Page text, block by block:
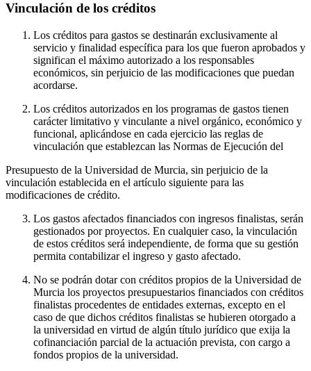
Vinculación de los créditos
Los créditos para gastos se destinarán exclusivamente al
servicio y finalidad específica para los que fueron aprobados y
significan el máximo autorizado a los responsables
económicos, sin perjuicio de las modificaciones que puedan
acordarse.
Los créditos autorizados en los programas de gastos tienen
carácter limitativo y vinculante a nivel orgánico, económico y
funcional, aplicándose en cada ejercicio las reglas de
vinculación que establezcan las Normas de Ejecución del
Presupuesto de la Universidad de Murcia, sin perjuicio de la
vinculación establecida en el artículo siguiente para las
modificaciones de crédito.
Los gastos afectados financiados con ingresos finalistas, serán
gestionados por proyectos. En cualquier caso, la vinculación
de estos créditos será independiente, de forma que su gestión
permita contabilizar el ingreso y gasto afectado.
No se podrán dotar con créditos propios de la Universidad de
Murcia los proyectos presupuestarios financiados con créditos
finalistas procedentes de entidades externas, excepto en el
caso de que dichos créditos finalistas se hubieren otorgado a
la universidad en virtud de algún título jurídico que exija la
cofinanciación parcial de la actuación prevista, con cargo a
fondos propios de la universidad.